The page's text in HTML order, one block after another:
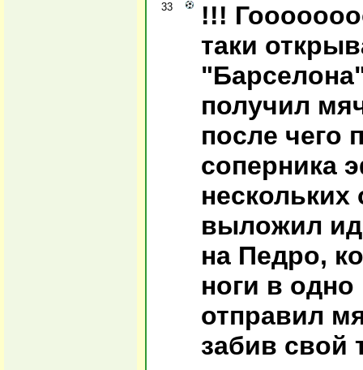
33
!!!
таки
получил
после чего
соперника
нескольких
выложил
на Педро,
ноги в одно
отправил
забив свой